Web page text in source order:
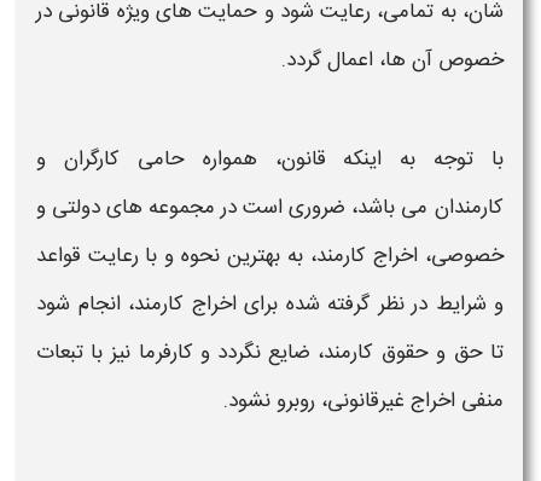
شان، به تمامی، رعایت شود و حمایت های ویژه قانونی در
خصوص آن ها، اعمال گردد.
با توجه به اینکه قانون، همواره حامی کارگران و
کارمندان می باشد، ضروری است در مجموعه های دولتی و
خصوصی، اخراج کارمند، به بهترین نحوه و با رعایت قواعد
و شرایط در نظر گرفته شده برای اخراج کارمند، انجام شود
تا حق و حقوق کارمند، ضایع نگردد و کارفرما نیز با تبعات
منفی اخراج غیرقانونی، روبرو نشود.